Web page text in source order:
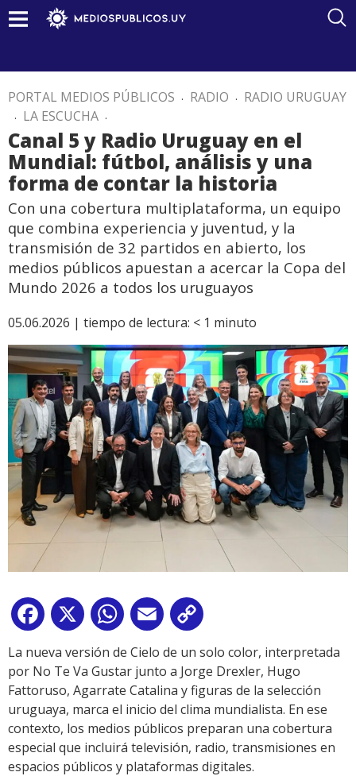
PORTAL MEDIOS PÚBLICOS . RADIO . RADIO URUGUAY
. LA ESCUCHA .
Canal 5 y Radio Uruguay en el
Mundial: fútbol, análisis y una
forma de contar la historia
Con una cobertura multiplataforma, un equipo
que combina experiencia y juventud, y la
transmisión de 32 partidos en abierto, los
medios públicos apuestan a acercar la Copa del
Mundo 2026 a todos los uruguayos
05.06.2026 | tiempo de lectura: < 1 minuto
Facebook
X WhatsApp
Email
Link
La nueva versión de Cielo de un solo color, interpretada
por No Te Va Gustar junto a Jorge Drexler, Hugo
Fattoruso, Agarrate Catalina y figuras de la selección
uruguaya, marca el inicio del clima mundialista. En ese
contexto, los medios públicos preparan una cobertura
especial que incluirá televisión, radio, transmisiones en
espacios públicos y plataformas digitales.